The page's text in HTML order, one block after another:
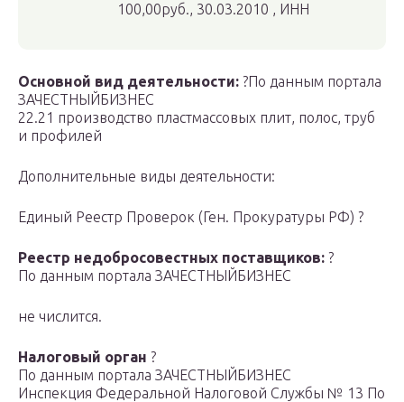
100,00руб., 30.03.2010 , ИНН
Основной вид деятельности: ?По данным портала
ЗАЧЕСТНЫЙБИЗНЕС
22.21 производство пластмассовых плит, полос, труб
и профилей
Дополнительные виды деятельности:
Единый Реестр Проверок (Ген. Прокуратуры РФ) ?
Реестр недобросовестных поставщиков: ?
По данным портала ЗАЧЕСТНЫЙБИЗНЕС
не числится.
Налоговый орган ?
По данным портала ЗАЧЕСТНЫЙБИЗНЕС
Инспекция Федеральной Налоговой Службы № 13 По